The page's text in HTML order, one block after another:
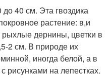
до 40 см. Эта гвоздика
растение: в,и
дернины, цветки в
2 см. В природе их
иногда белой, а в
рисунками на лепестках.